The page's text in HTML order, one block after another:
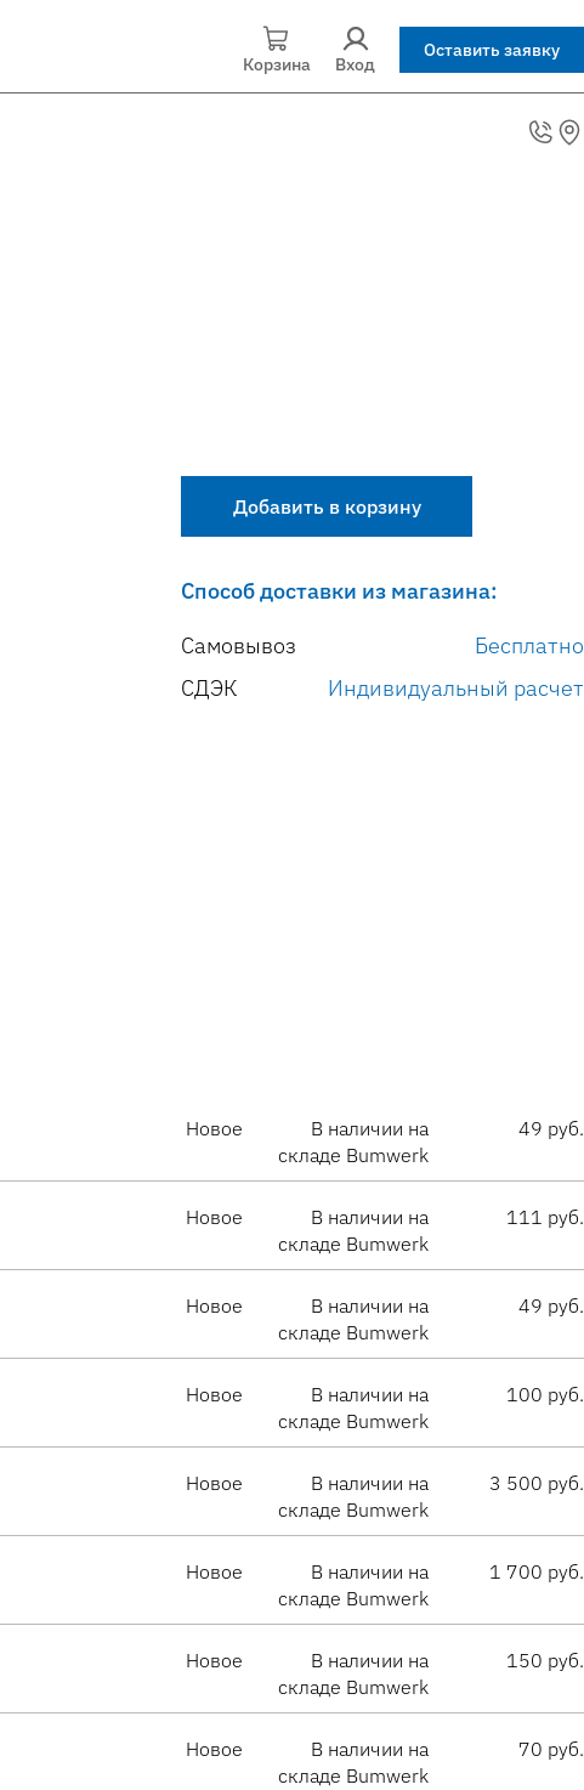
Корзина Вход
Оставить заявку
Добавить в корзину
Способ доставки из магазина:
Самовывоз
Бесплатно
СДЭК
Индивидуальный расчет
Новое
В наличии на
складе Bumwerk
49 руб.
Новое
В наличии на
складе Bumwerk
111 руб.
Новое
В наличии на
складе Bumwerk
49 руб.
Новое
В наличии на
складе Bumwerk
100 руб.
Новое
В наличии на
складе Bumwerk
3 500 руб.
Новое
В наличии на
складе Bumwerk
1 700 руб.
Новое
В наличии на
складе Bumwerk
150 руб.
Новое
В наличии на
складе Bumwerk
70 руб.